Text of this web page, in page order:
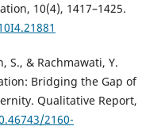
10(4), 1417–1425.
S., & Rachmawati, Y.
Bridging the Gap of
Qualitative Report,
2160-